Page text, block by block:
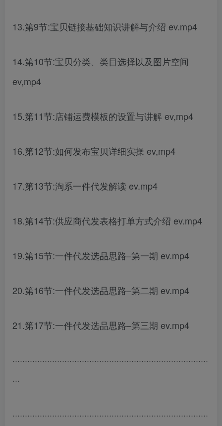
13.第9节:宝贝链接基础知识讲解与介绍 ev.mp4
14.第10节:宝贝分类、类目选择以及图片空间
ev,mp4
15.第11节:店铺运费模板的设置与讲解 ev,mp4
16.第12节:如何发布宝贝详细实操 ev,mp4
17.第13节:淘系一件代发解读 ev.mp4
18.第14节:供应商代发表格打单方式介绍 ev.mp4
19.第15节:一件代发选品思路–第一期 ev.mp4
20.第16节:一件代发选品思路–第二期 ev.mp4
21.第17节:一件代发选品思路–第三期 ev.mp4
···············································································
···
···············································································